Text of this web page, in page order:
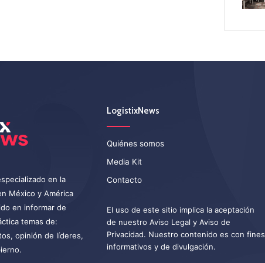
en la
México y América
en informar de
temas de:
opinión de líderes,
LogistixNews
Quiénes somos
Media Kit
Contacto
El uso de este sitio implica la aceptación
de nuestro Aviso Legal y Aviso de
Privacidad. Nuestro contenido es con fines
informativos y de divulgación.